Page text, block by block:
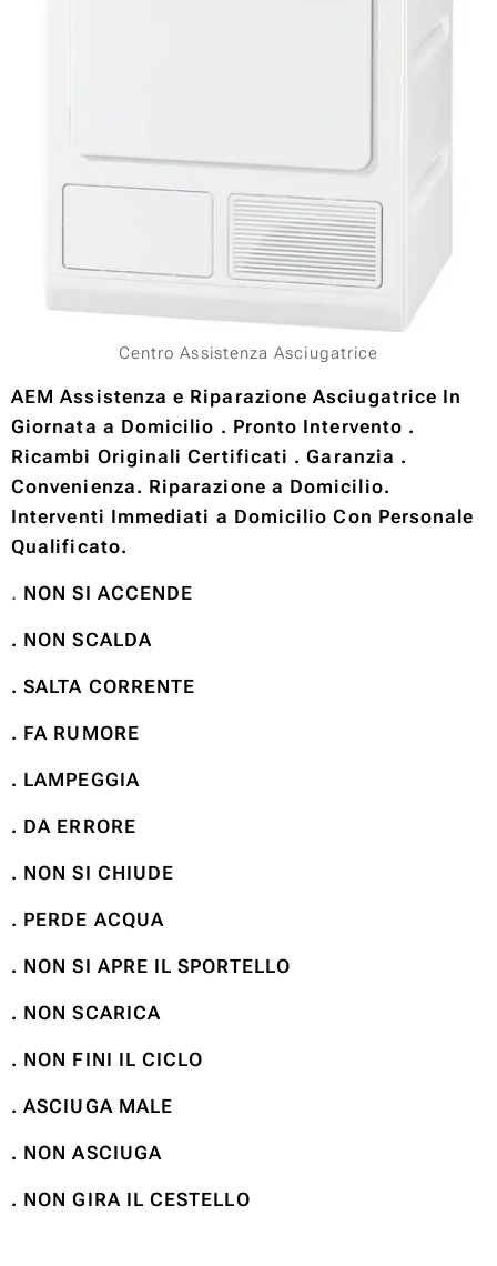
Centro Assistenza Asciugatrice
AEM Assistenza e Riparazione Asciugatrice In
Giornata a Domicilio . Pronto Intervento .
Ricambi Originali Certificati . Garanzia .
Convenienza. Riparazione a Domicilio.
Interventi Immediati a Domicilio Con Personale
Qualificato.
. NON SI ACCENDE
. NON SCALDA
. SALTA CORRENTE
. FA RUMORE
. LAMPEGGIA
. DA ERRORE
. NON SI CHIUDE
. PERDE ACQUA
. NON SI APRE IL SPORTELLO
. NON SCARICA
. NON FINI IL CICLO
. ASCIUGA MALE
. NON ASCIUGA
. NON GIRA IL CESTELLO